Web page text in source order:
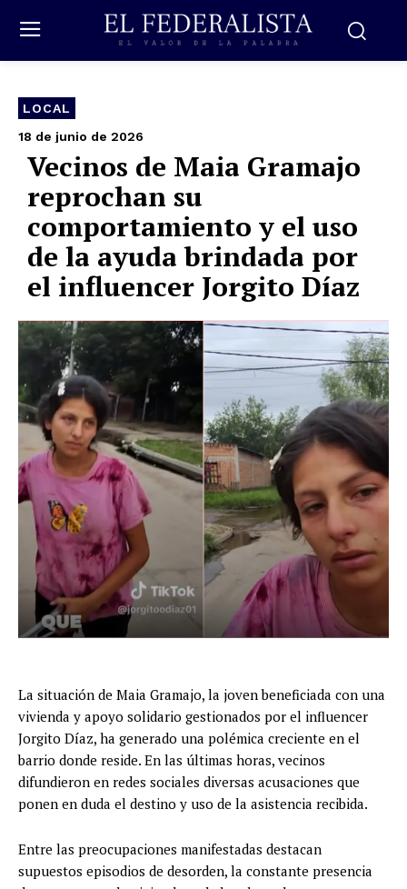
LOCAL
18 de junio de 2026
Vecinos de Maia Gramajo
reprochan su
comportamiento y el uso
de la ayuda brindada por
el influencer Jorgito Díaz
La situación de Maia Gramajo, la joven beneficiada con una
vivienda y apoyo solidario gestionados por el influencer
Jorgito Díaz, ha generado una polémica creciente en el
barrio donde reside. En las últimas horas, vecinos
difundieron en redes sociales diversas acusaciones que
ponen en duda el destino y uso de la asistencia recibida.
Entre las preocupaciones manifestadas destacan
supuestos episodios de desorden, la constante presencia